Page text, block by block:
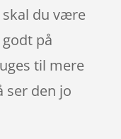
skal du være
på
til mere
ser den jo